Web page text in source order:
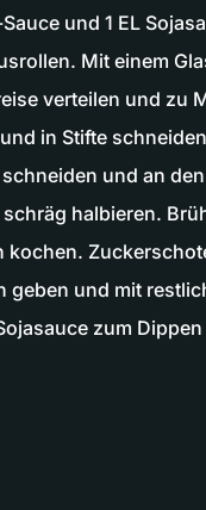
und 1 EL
Mit einem
verteilen und zu
in Stifte
und an
halbieren.
geben und mit
zum